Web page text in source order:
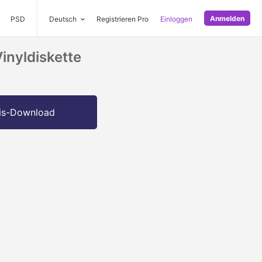
PSD Deutsch Registrieren Pro Einloggen Anmelden
Download